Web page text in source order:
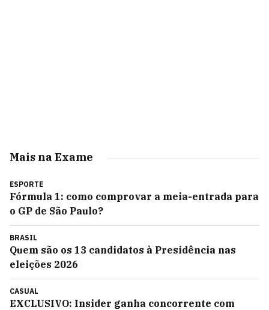
Mais na Exame
ESPORTE
Fórmula 1: como comprovar a meia-entrada para
o GP de São Paulo?
BRASIL
Quem são os 13 candidatos à Presidência nas
eleições 2026
CASUAL
EXCLUSIVO: Insider ganha concorrente com